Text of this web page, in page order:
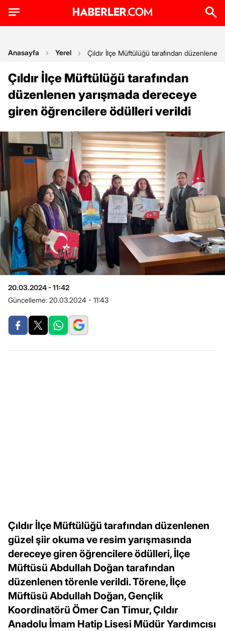
Anasayfa Yerel Çıldır İlçe Müftülüğü tarafından
Çıldır İlçe Müftülüğü tarafından
düzenlenen yarışmada dereceye
giren öğrencilere ödülleri verildi
20.03.2024 - 11:42
Güncelleme: 20.03.2024 - 11:43
Çıldır İlçe Müftülüğü tarafından düzenlenen
güzel şiir okuma ve resim yarışmasında
dereceye giren öğrencilere ödülleri, İlçe
Müftüsü Abdullah Doğan tarafından
düzenlenen törenle verildi. Törene, İlçe
Müftüsü Abdullah Doğan, Gençlik
Koordinatörü Ömer Can Timur, Çıldır
Anadolu İmam Hatip Lisesi Müdür Yardımcısı